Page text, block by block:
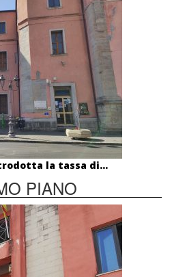
la tassa di...
PIANO